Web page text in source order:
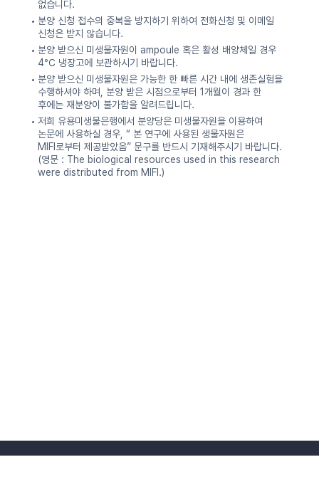
없습니다.
분양 신청 접수의 중복을 방지하기 위하여 전화신청 및 이메일
신청은 받지 않습니다.
분양 받으신 미생물자원이 ampoule 혹은 활성 배양체일 경우
4℃ 냉장고에 보관하시기 바랍니다.
분양 받으신 미생물자원은 가능한 한 빠른 시간 내에 생존실험을
수행하셔야 하며, 분양 받은 시점으로부터 1개월이 경과 한
후에는 재분양이 불가함을 알려드립니다.
저희 유용미생물은행에서 분양당은 미생물자원을 이용하여
논문에 사용하실 경우, “ 본 연구에 사용된 생물자원은
MIFI로부터 제공받았음” 문구를 반드시 기재해주시기 바랍니다.
(영문 : The biological resources used in this research
were distributed from MIFI.)